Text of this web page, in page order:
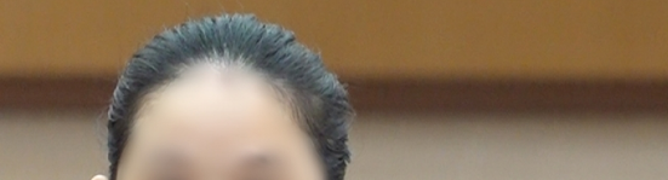
Gia đình
Văn hóa
Sân khấu - Điện ảnh
Văn học
Thời trang